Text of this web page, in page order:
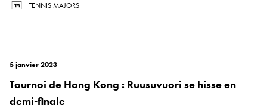
TENNIS MAJORS
5 janvier 2023
Tournoi de Hong Kong : Ruusuvuori se hisse en
demi-finale